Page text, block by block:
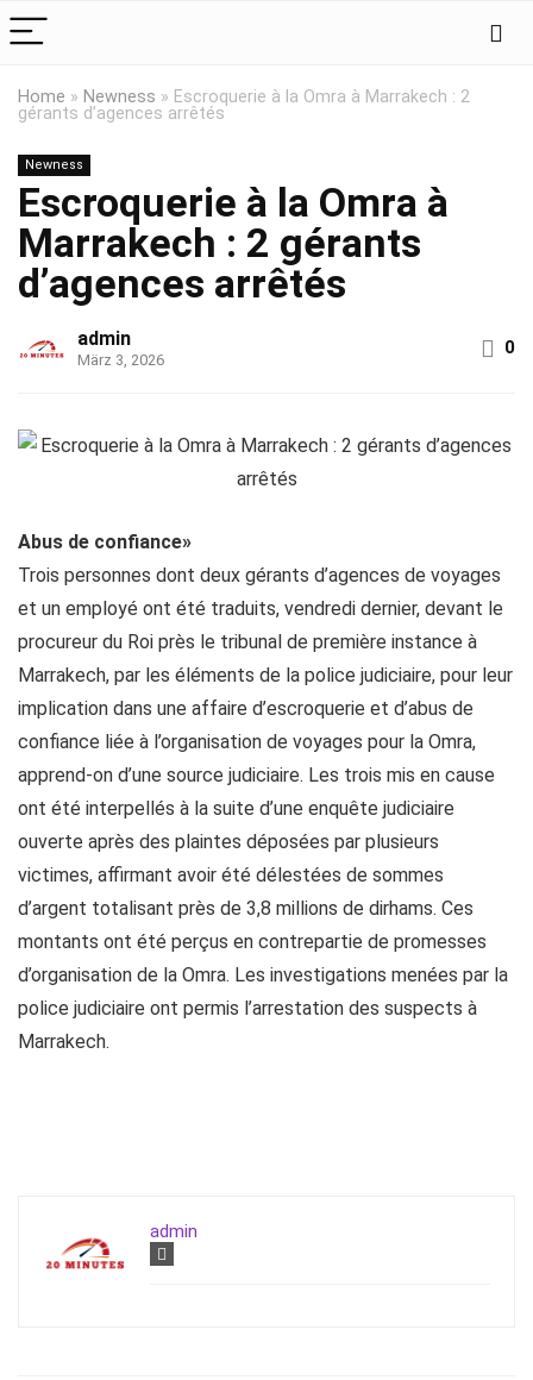
Home » Newness » Escroquerie à la Omra à Marrakech : 2
gérants d’agences arrêtés
Newness
Escroquerie à la Omra à
Marrakech : 2 gérants
d’agences arrêtés
admin
März 3, 2026
0
Abus de confiance»
Trois personnes dont deux gérants d’agences de voyages
et un employé ont été traduits, vendredi dernier, devant le
procureur du Roi près le tribunal de première instance à
Marrakech, par les éléments de la police judiciaire, pour leur
implication dans une affaire d’escroquerie et d’abus de
confiance liée à l’organisation de voyages pour la Omra,
apprend-on d’une source judiciaire. Les trois mis en cause
ont été interpellés à la suite d’une enquête judiciaire
ouverte après des plaintes déposées par plusieurs
victimes, affirmant avoir été délestées de sommes
d’argent totalisant près de 3,8 millions de dirhams. Ces
montants ont été perçus en contrepartie de promesses
d’organisation de la Omra. Les investigations menées par la
police judiciaire ont permis l’arrestation des suspects à
Marrakech.
admin